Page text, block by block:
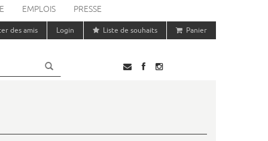
EMPLOIS PRESSE
des amis Login Liste de souhaits Panier